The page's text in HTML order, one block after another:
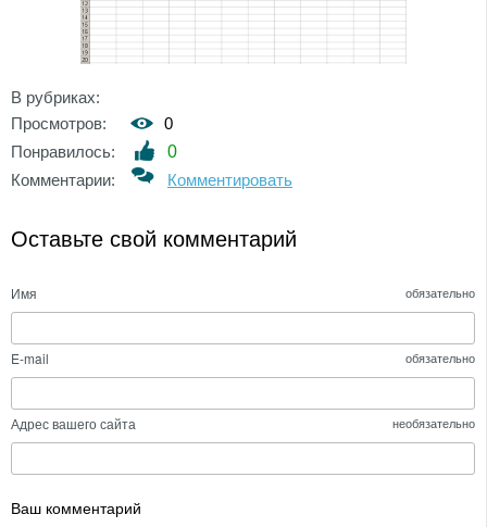
В рубриках:
Просмотров:
0
Понравилось:
0
Комментарии:
Комментировать
Оставьте свой комментарий
Имя обязательно
E-mail обязательно
Адрес вашего сайта необязательно
Ваш комментарий